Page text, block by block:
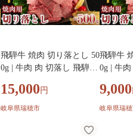
ンパク質 特保 朝ごはん コ
レステロール対策 けんこ
飛騨牛 焼肉 切り落とし 50
0g | 牛肉 肉 切落し 飛騨牛
ケアリ 不揃い 冷凍 まるた
か 食品 バーベキュー BBQ
15,000 円
岐阜県瑞穂市
飛騨牛
0g | 牛
ケアリ 不揃
か 食品
9,000
岐阜県瑞